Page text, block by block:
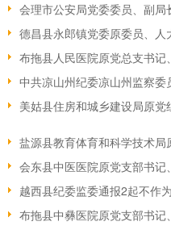
会理市公安局党委委员、副
德昌县永郎镇党委原委员、
布拖县人民医院原党总支书
中共凉山州纪委凉山州监察
美姑县住房和城乡建设局原
盐源县教育体育和科学技术
会东县中医医院原党支部书
越西县纪委监委通报2起不作
布拖县中彝医院原党支部书